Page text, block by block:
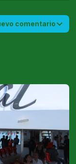
comentario